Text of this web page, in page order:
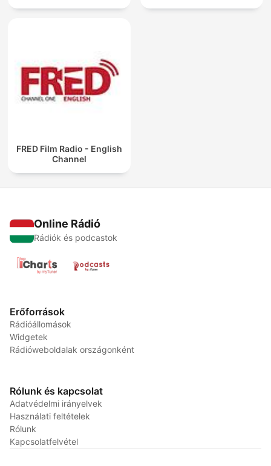
FRED Film Radio - English
Channel
Online Rádió
Rádiók és podcastok
Erőforrások
Rádióállomások
Widgetek
Rádióweboldalak országonként
Rólunk és kapcsolat
Adatvédelmi irányelvek
Használati feltételek
Rólunk
Kapcsolatfelvétel